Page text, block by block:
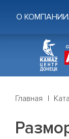
О КОМПАНИИ
Главная